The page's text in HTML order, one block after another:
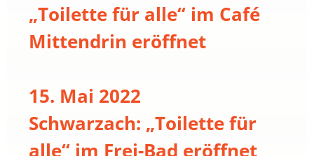
„Toilette für alle“ im Café
Mittendrin eröffnet
15. Mai 2022
Schwarzach: „Toilette für
alle“ im Frei-Bad eröffnet